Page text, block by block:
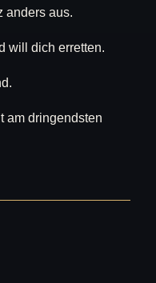
anders aus.
will dich erretten.
am dringendsten